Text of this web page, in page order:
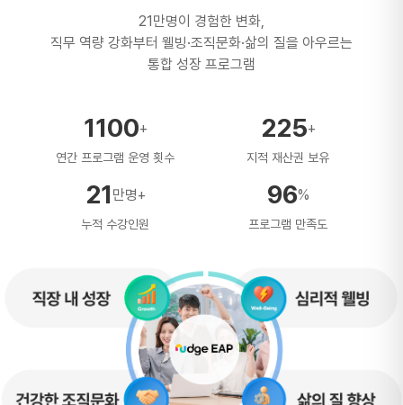
21만명이 경험한 변화,
직무 역량 강화부터 웰빙·조직문화·삶의 질을 아우르는
통합 성장 프로그램
1100+
연간 프로그램 운영 횟수
225+
지적 재산권 보유
21만명+
누적 수강인원
96%
프로그램 만족도